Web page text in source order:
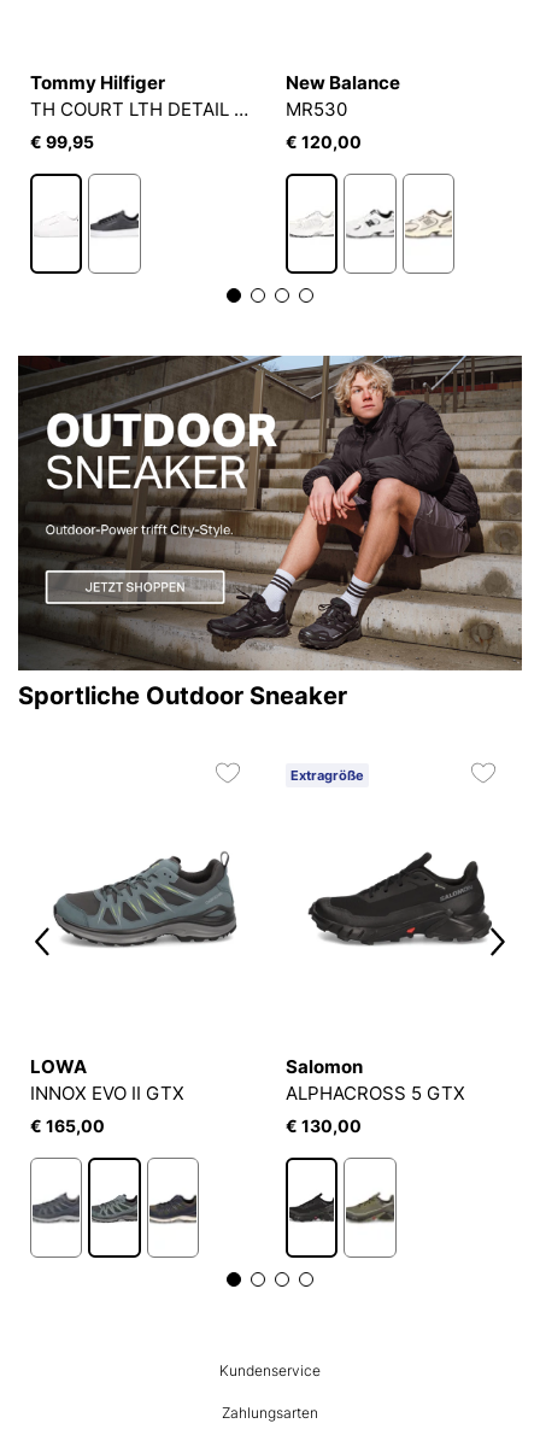
Tommy Hilfiger
TH COURT LTH DETAIL ESS
€ 99,95
New Balance
MR530
€ 120,00
Sportliche Outdoor Sneaker
LOWA
INNOX EVO II GTX
€ 165,00
Extragröße
Salomon
ALPHACROSS 5 GTX
€ 130,00
Kundenservice
Zahlungsarten